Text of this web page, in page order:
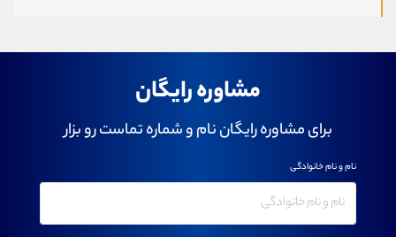
مشاوره رایگان
برای مشاوره رایگان نام و شماره تماست رو بزار
نام و نام خانوادگی